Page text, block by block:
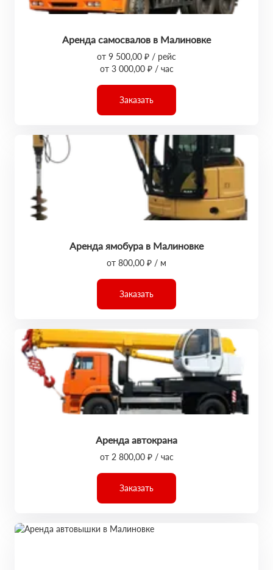
Аренда самосвалов в Малиновке
от 9 500,00 ₽ / рейс
от 3 000,00 ₽ / час
Заказать
Аренда ямобура в Малиновке
от 800,00 ₽ / м
Заказать
Аренда автокрана
от 2 800,00 ₽ / час
Заказать